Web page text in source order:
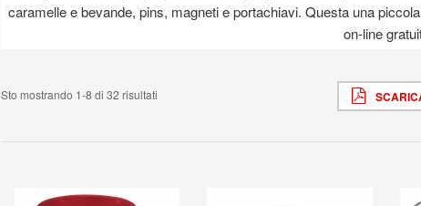
caramelle e bevande, pins, magneti e portachiavi. Questa una
on-line
Sto mostrando 1-8 di 32 risultati